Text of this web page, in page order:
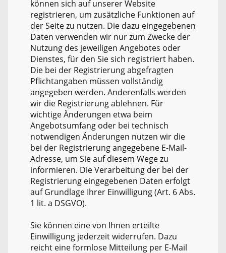
können sich auf unserer Website
registrieren, um zusätzliche Funktionen auf
der Seite zu nutzen. Die dazu eingegebenen
Daten verwenden wir nur zum Zwecke der
Nutzung des jeweiligen Angebotes oder
Dienstes, für den Sie sich registriert haben.
Die bei der Registrierung abgefragten
Pflichtangaben müssen vollständig
angegeben werden. Anderenfalls werden
wir die Registrierung ablehnen. Für
wichtige Änderungen etwa beim
Angebotsumfang oder bei technisch
notwendigen Änderungen nutzen wir die
bei der Registrierung angegebene E-Mail-
Adresse, um Sie auf diesem Wege zu
informieren. Die Verarbeitung der bei der
Registrierung eingegebenen Daten erfolgt
auf Grundlage Ihrer Einwilligung (Art. 6 Abs.
1 lit. a DSGVO).
Sie können eine von Ihnen erteilte
Einwilligung jederzeit widerrufen. Dazu
reicht eine formlose Mitteilung per E-Mail